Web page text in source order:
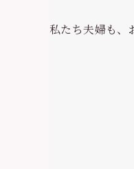
私たち夫婦も、